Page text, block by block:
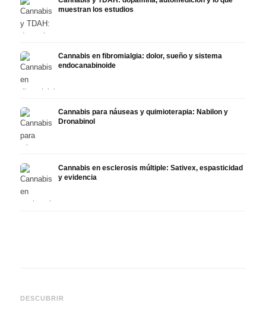
muestran los estudios
Cannabis en fibromialgia: dolor, sueño y sistema
endocanabinoide
Cannabis para náuseas y quimioterapia: Nabilon y
Dronabinol
Cannabis en esclerosis múltiple: Sativex, espasticidad
y evidencia
DESCUBRIR
Epidiolex y el estado actual